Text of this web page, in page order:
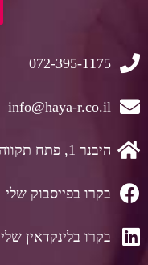
072-395-1175
info@haya-r.co.il
היבנר 1, פתח תקווה, 4940001
בקרו בפייסבוק שלי
בקרו בלינקדאין שלי